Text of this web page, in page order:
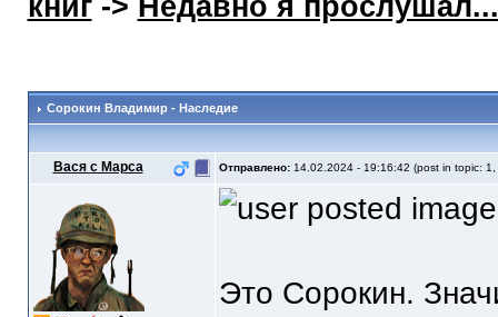
книг-> Недавно я прослушал...
Сорокин Владимир - Наследие
Вася с Марса Отправлено: 14.02.2024 - 19:16:42 (post in topic: 1,
Это Сорокин.